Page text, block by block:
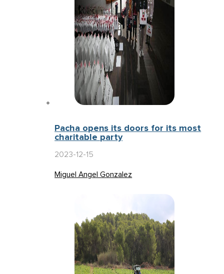
Pacha opens its doors for its most
charitable party
2023-12-15
Miguel Angel Gonzalez